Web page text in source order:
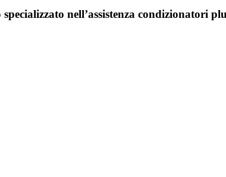
nell’assistenza condizionatori